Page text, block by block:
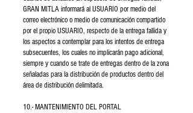
GRAN MITLA informará al USUARIO por medio del
correo electrónico o medio de comunicación compartido
por el propio USUARIO, respecto de la entrega fallida y
los aspectos a contemplar para los intentos de entrega
subsecuentes, los cuales no implicarán pago adicional,
siempre y cuando se trate de entregas dentro de la zona
señaladas para la distribución de productos dentro del
área de distribución delimitada.
10.- MANTENIMIENTO DEL PORTAL